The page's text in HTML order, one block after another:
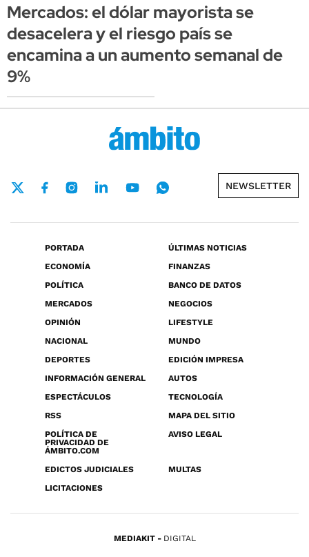
Mercados: el dólar mayorista se
desacelera y el riesgo país se
encamina a un aumento semanal de
9%
NEWSLETTER
PORTADA
ÚLTIMAS NOTICIAS
ECONOMÍA
FINANZAS
POLÍTICA
BANCO DE DATOS
MERCADOS
NEGOCIOS
OPINIÓN
LIFESTYLE
NACIONAL
MUNDO
DEPORTES
EDICIÓN IMPRESA
INFORMACIÓN GENERAL
AUTOS
ESPECTÁCULOS
TECNOLOGÍA
RSS
MAPA DEL SITIO
POLÍTICA DE
PRIVACIDAD DE
ÁMBITO.COM
AVISO LEGAL
EDICTOS JUDICIALES
MULTAS
LICITACIONES
MEDIAKIT DIGITAL